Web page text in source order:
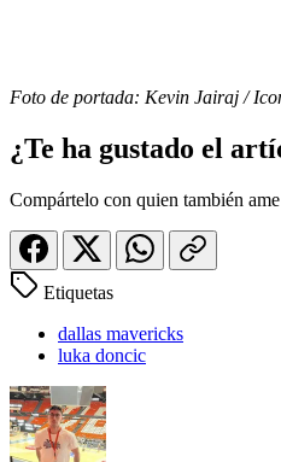
Foto de portada: Kevin Jairaj /
¿Te ha gustado el
Compártelo con quien también
Etiquetas
dallas mavericks
luka doncic